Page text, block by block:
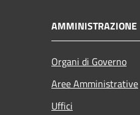
AMMINISTRAZIONE
Organi di Governo
Aree Amministrative
Uffici